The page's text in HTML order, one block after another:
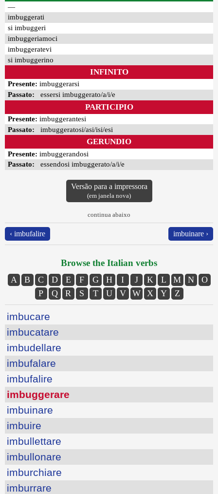
—
imbuggerati
si imbuggeri
imbuggeriamoci
imbuggeratevi
si imbuggerino
INFINITO
Presente: imbuggerarsi
Passato: essersi imbuggerato/a/i/e
PARTICIPIO
Presente: imbuggerantesi
Passato: imbuggeratosi/asi/isi/esi
GERUNDIO
Presente: imbuggerandosi
Passato: essendosi imbuggerato/a/i/e
Versão para a impressora
(em janela nova)
continua abaixo
‹ imbufalire imbuinare ›
Browse the Italian verbs
A B C D E F G H I J K L M N
O
P
Q R S T U V W X Y Z
imbucare
imbucatare
imbudellare
imbufalare
imbufalire
imbuggerare
imbuinare
imbuire
imbullettare
imbullonare
imburchiare
imburrare